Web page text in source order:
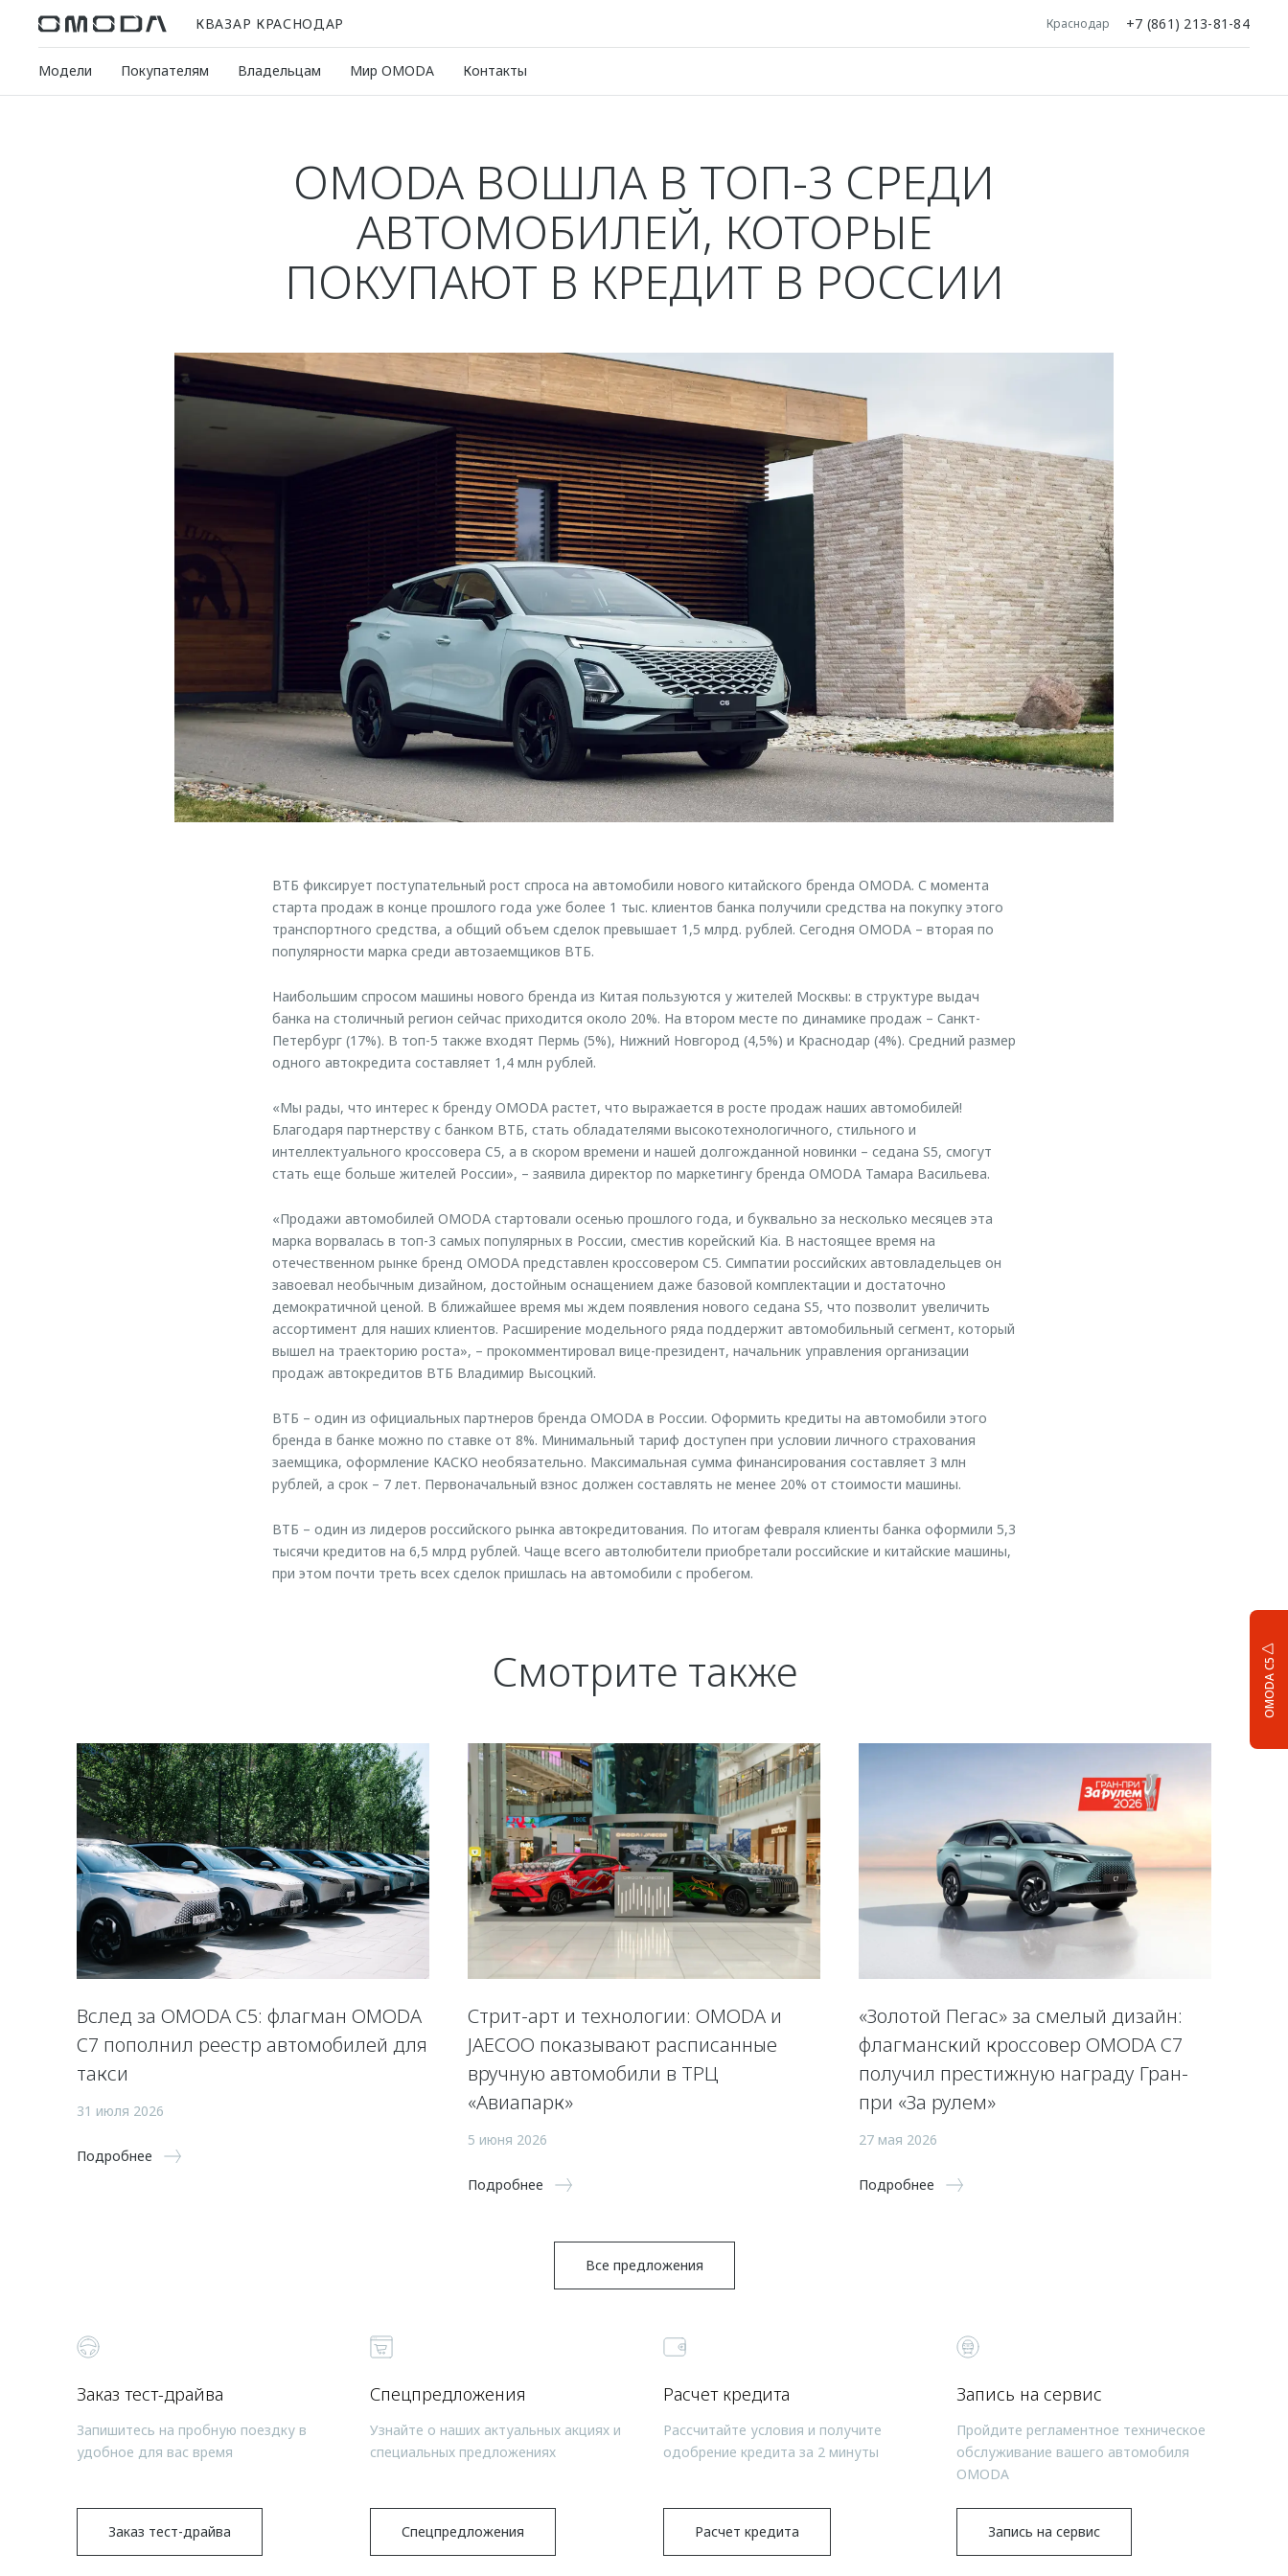
КВАЗАР КРАСНОДАР Краснодар +7 (861) 213-81-84
Модели Покупателям Владельцам Мир OMODA Контакты
OMODA C5
OMODA ВОШЛА В ТОП-3 СРЕДИ
АВТОМОБИЛЕЙ, КОТОРЫЕ
ПОКУПАЮТ В КРЕДИТ В РОССИИ
ВТБ фиксирует поступательный рост спроса на автомобили нового китайского бренда OMODA. С момента
старта продаж в конце прошлого года уже более 1 тыс. клиентов банка получили средства на покупку этого
транспортного средства, а общий объем сделок превышает 1,5 млрд. рублей. Сегодня OMODA – вторая по
популярности марка среди автозаемщиков ВТБ.
Наибольшим спросом машины нового бренда из Китая пользуются у жителей Москвы: в структуре выдач
банка на столичный регион сейчас приходится около 20%. На втором месте по динамике продаж – Санкт-
Петербург (17%). В топ-5 также входят Пермь (5%), Нижний Новгород (4,5%) и Краснодар (4%). Средний размер
одного автокредита составляет 1,4 млн рублей.
«Мы рады, что интерес к бренду OMODA растет, что выражается в росте продаж наших автомобилей!
Благодаря партнерству с банком ВТБ, стать обладателями высокотехнологичного, стильного и
интеллектуального кроссовера C5, а в скором времени и нашей долгожданной новинки – седана S5, смогут
стать еще больше жителей России», – заявила директор по маркетингу бренда OMODA Тамара Васильева.
«Продажи автомобилей OMODA стартовали осенью прошлого года, и буквально за несколько месяцев эта
марка ворвалась в топ-3 самых популярных в России, сместив корейский Kia. В настоящее время на
отечественном рынке бренд OMODA представлен кроссовером C5. Симпатии российских автовладельцев он
завоевал необычным дизайном, достойным оснащением даже базовой комплектации и достаточно
демократичной ценой. В ближайшее время мы ждем появления нового седана S5, что позволит увеличить
ассортимент для наших клиентов. Расширение модельного ряда поддержит автомобильный сегмент, который
вышел на траекторию роста», – прокомментировал вице-президент, начальник управления организации
продаж автокредитов ВТБ Владимир Высоцкий.
ВТБ – один из официальных партнеров бренда OMODA в России. Оформить кредиты на автомобили этого
бренда в банке можно по ставке от 8%. Минимальный тариф доступен при условии личного страхования
заемщика, оформление КАСКО необязательно. Максимальная сумма финансирования составляет 3 млн
рублей, а срок – 7 лет. Первоначальный взнос должен составлять не менее 20% от стоимости машины.
ВТБ – один из лидеров российского рынка автокредитования. По итогам февраля клиенты банка оформили 5,3
тысячи кредитов на 6,5 млрд рублей. Чаще всего автолюбители приобретали российские и китайские машины,
при этом почти треть всех сделок пришлась на автомобили с пробегом.
Смотрите также
Вслед за OMODA C5: флагман OMODA
C7 пополнил реестр автомобилей для
такси
31 июля 2026
Подробнее
Стрит-арт и технологии: OMODA и
JAECOO показывают расписанные
вручную автомобили в ТРЦ
«Авиапарк»
5 июня 2026
Подробнее
«Золотой Пегас» за смелый дизайн:
флагманский кроссовер OMODA C7
получил престижную награду Гран-
при «За рулем»
27 мая 2026
Подробнее
Все предложения
Заказ тест-драйва
Запишитесь на пробную поездку в
удобное для вас время
Заказ тест-драйва
Спецпредложения
Узнайте о наших актуальных акциях и
специальных предложениях
Спецпредложения
Расчет кредита
Рассчитайте условия и получите
одобрение кредита за 2 минуты
Расчет кредита
Запись на сервис
Пройдите регламентное техническое
обслуживание вашего автомобиля
OMODA
Запись на сервис